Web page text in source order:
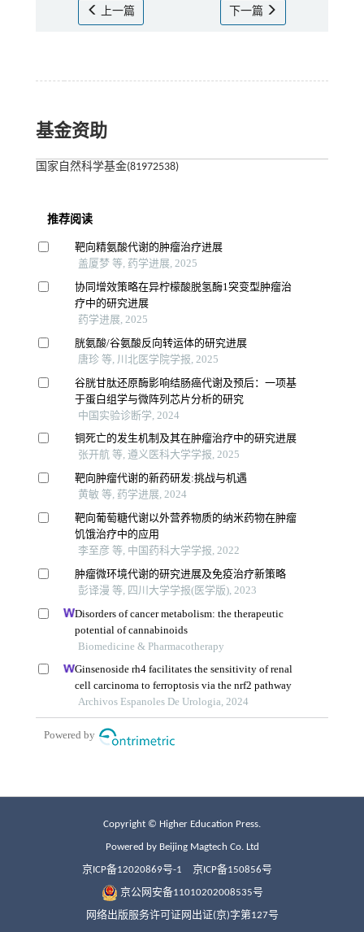
上一篇 下一篇
基金资助
国家自然科学基金(81972538)
Copyright © Higher Education Press.
Powered by Beijing Magtech Co. Ltd
京ICP备12020869号-1 京ICP备150856号
京公网安备11010202008535号
网络出版服务许可证网出证(京)字第127号